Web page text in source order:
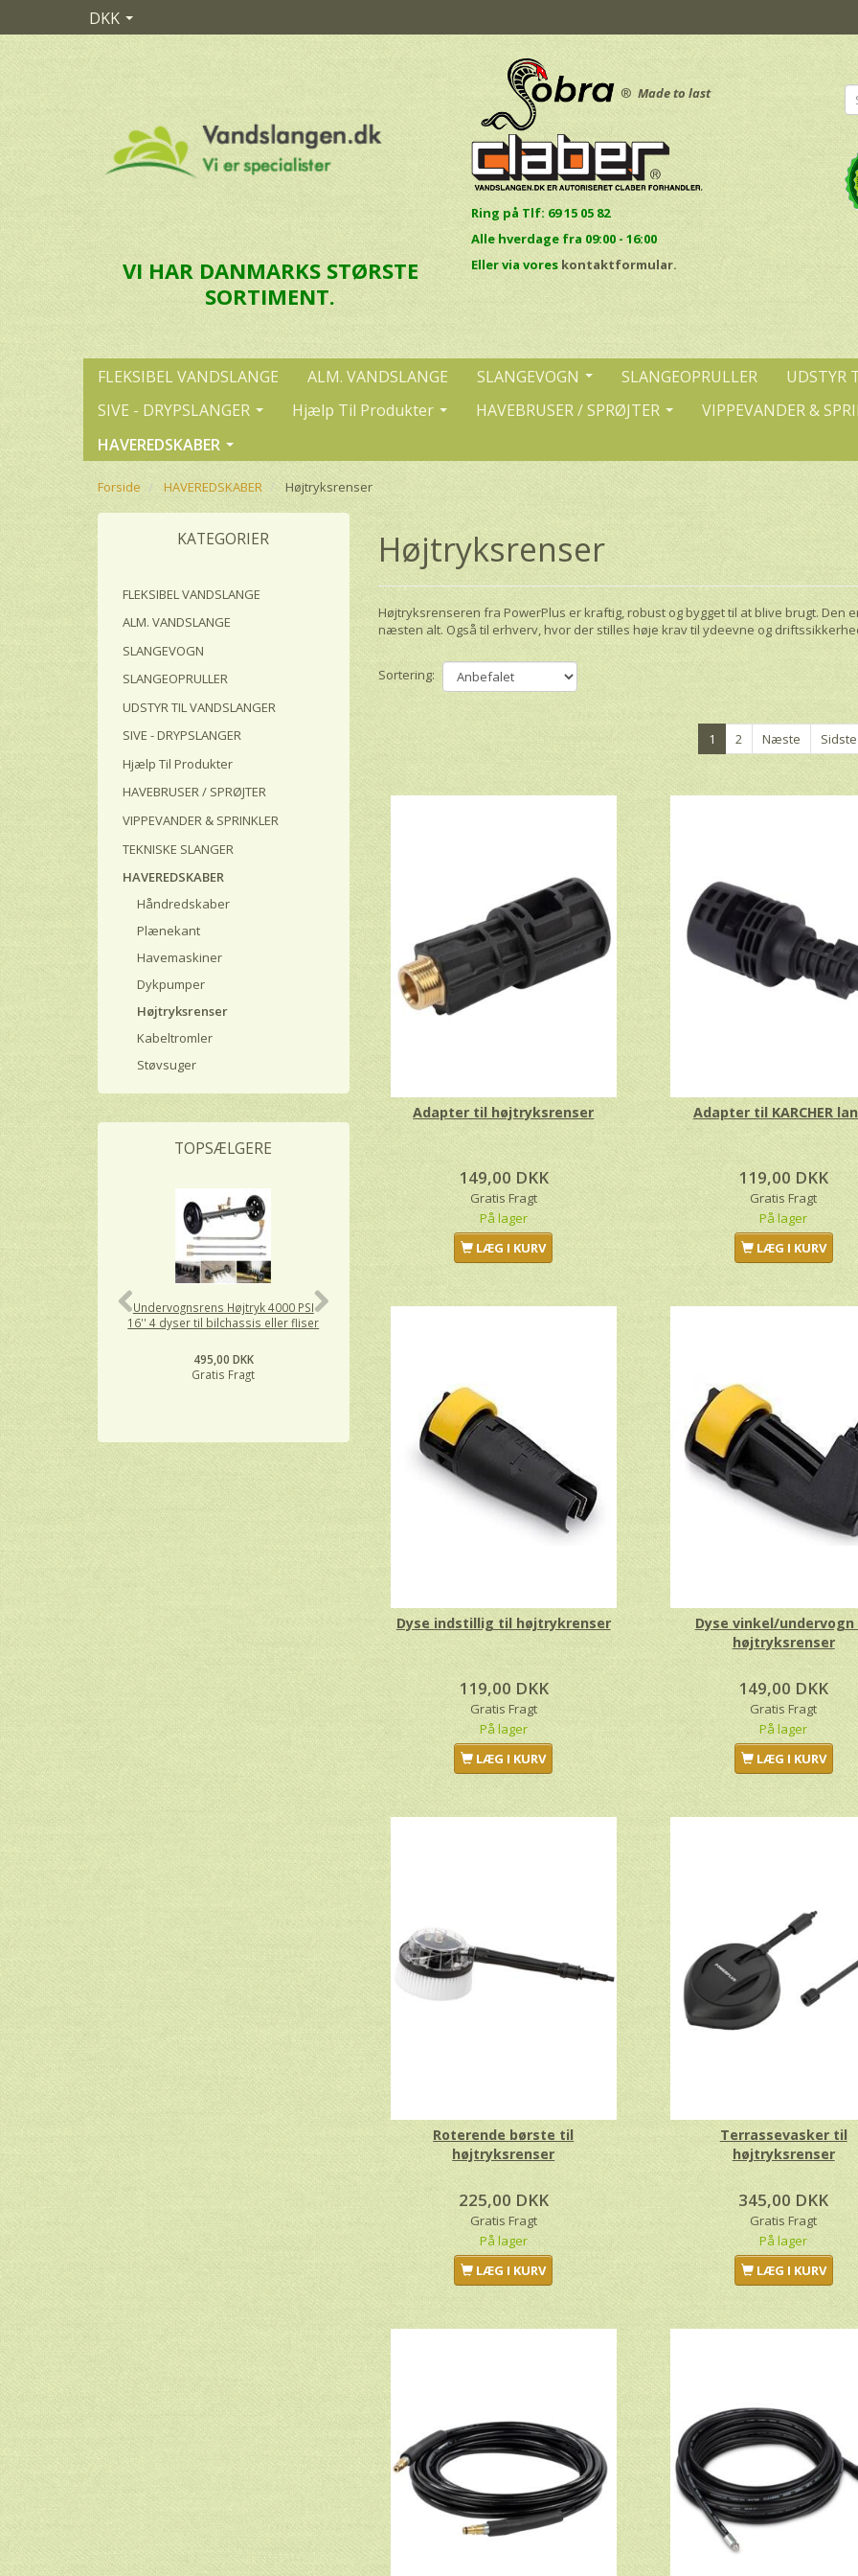
DKK
VI HAR DANMARKS STØRSTE
SORTIMENT.
® Made to last
Ring på Tlf: 69 15 05 82
Alle hverdage fra 09:00 - 16:00
Eller via vores kontaktformular.
FLEKSIBEL VANDSLANGE ALM. VANDSLANGE SLANGEVOGN SLANGEOPRULLER
UDSTYR
SIVE - DRYPSLANGER
Hjælp Til Produkter HAVEBRUSER / SPRØJTER VIPPEVANDER &
HAVEREDSKABER
Forside HAVEREDSKABER Højtryksrenser
KATEGORIER
FLEKSIBEL VANDSLANGE
ALM. VANDSLANGE
SLANGEVOGN
SLANGEOPRULLER
UDSTYR TIL VANDSLANGER
SIVE - DRYPSLANGER
Hjælp Til Produkter
HAVEBRUSER / SPRØJTER
VIPPEVANDER & SPRINKLER
TEKNISKE SLANGER
HAVEREDSKABER
Håndredskaber
Plænekant
Havemaskiner
Dykpumper
Højtryksrenser
Kabeltromler
Støvsuger
TOPSÆLGERE
Undervognsrens Højtryk 4000 PSI
16'' 4 dyser til bilchassis eller fliser
495,00 DKK
Gratis Fragt
Højtryksvandstrålepistol med
Adapter til KARCHER lanse
119,00 DKK
-70%
Højtryksrenser
Højtryksrenseren fra PowerPlus er kraftig, robust og bygget til at blive brugt. Den
næsten alt. Også til erhverv, hvor der stilles høje krav til ydeevne og
Sortering:
1 2 Næste Sidste
Adapter til højtryksrenser
149,00 DKK
Gratis Fragt
På lager
LÆG I KURV
Adapter til KARCHER
119,00 DKK
Gratis Fragt
På lager
LÆG I KURV
Dyse indstillig til højtrykrenser
119,00 DKK
Gratis Fragt
På lager
LÆG I KURV
Dyse vinkel/
højtryksrenser
149,00 DKK
Gratis Fragt
På lager
LÆG I KURV
Roterende børste til
højtryksrenser
225,00 DKK
Gratis Fragt
På lager
LÆG I KURV
Terrassevasker til
højtryksrenser
345,00 DKK
Gratis Fragt
På lager
LÆG I KURV